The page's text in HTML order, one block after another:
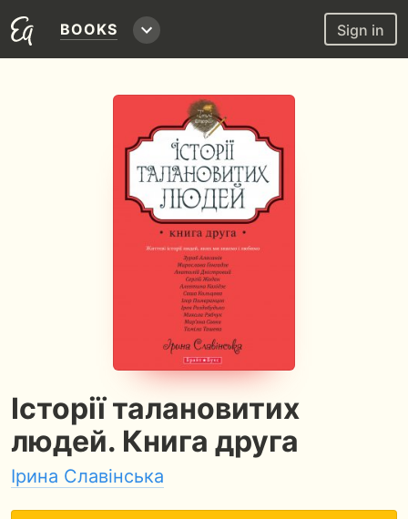
BOOKS Sign in
Історії талановитих
людей. Книга друга
Ірина Славінська